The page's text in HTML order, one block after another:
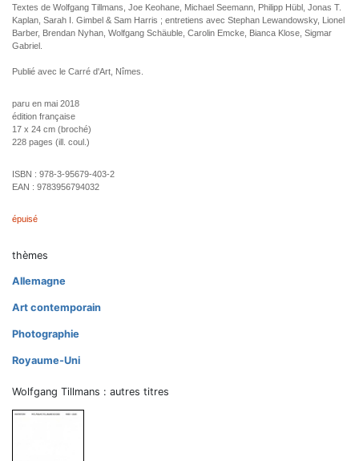
Textes de Wolfgang Tillmans, Joe Keohane, Michael Seemann, Philipp Hübl, Jonas T.
Kaplan, Sarah I. Gimbel & Sam Harris ; entretiens avec Stephan Lewandowsky, Lionel
Barber, Brendan Nyhan, Wolfgang Schäuble, Carolin Emcke, Bianca Klose, Sigmar
Gabriel.
Publié avec le Carré d'Art, Nîmes.
paru en mai 2018
édition française
17 x 24 cm (broché)
228 pages (ill. coul.)
ISBN : 978-3-95679-403-2
EAN : 9783956794032
épuisé
thèmes
Allemagne
Art contemporain
Photographie
Royaume-Uni
Wolfgang Tillmans : autres titres